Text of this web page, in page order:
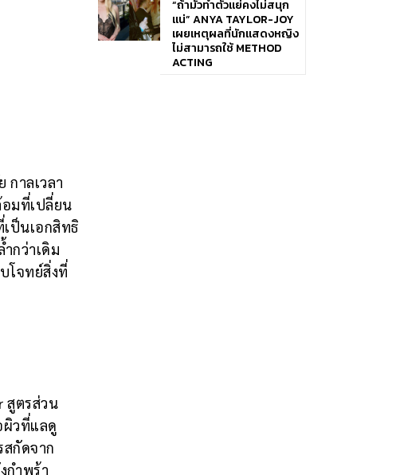
าลเวลา
มที่เปลี่ยน
ป็นเอกสิทธิ
กว่าเดิม
โจทย์สิ่งที่
สูตรส่วน
ผิวที่แลดู
กัดจาก
กำพร้า
“ถ้ามัวทำตัวแย่คงไม่สนุก
แน่” ANYA TAYLOR-JOY
เผยเหตุผลที่นักแสดงหญิง
ไม่สามารถใช้ METHOD
ACTING